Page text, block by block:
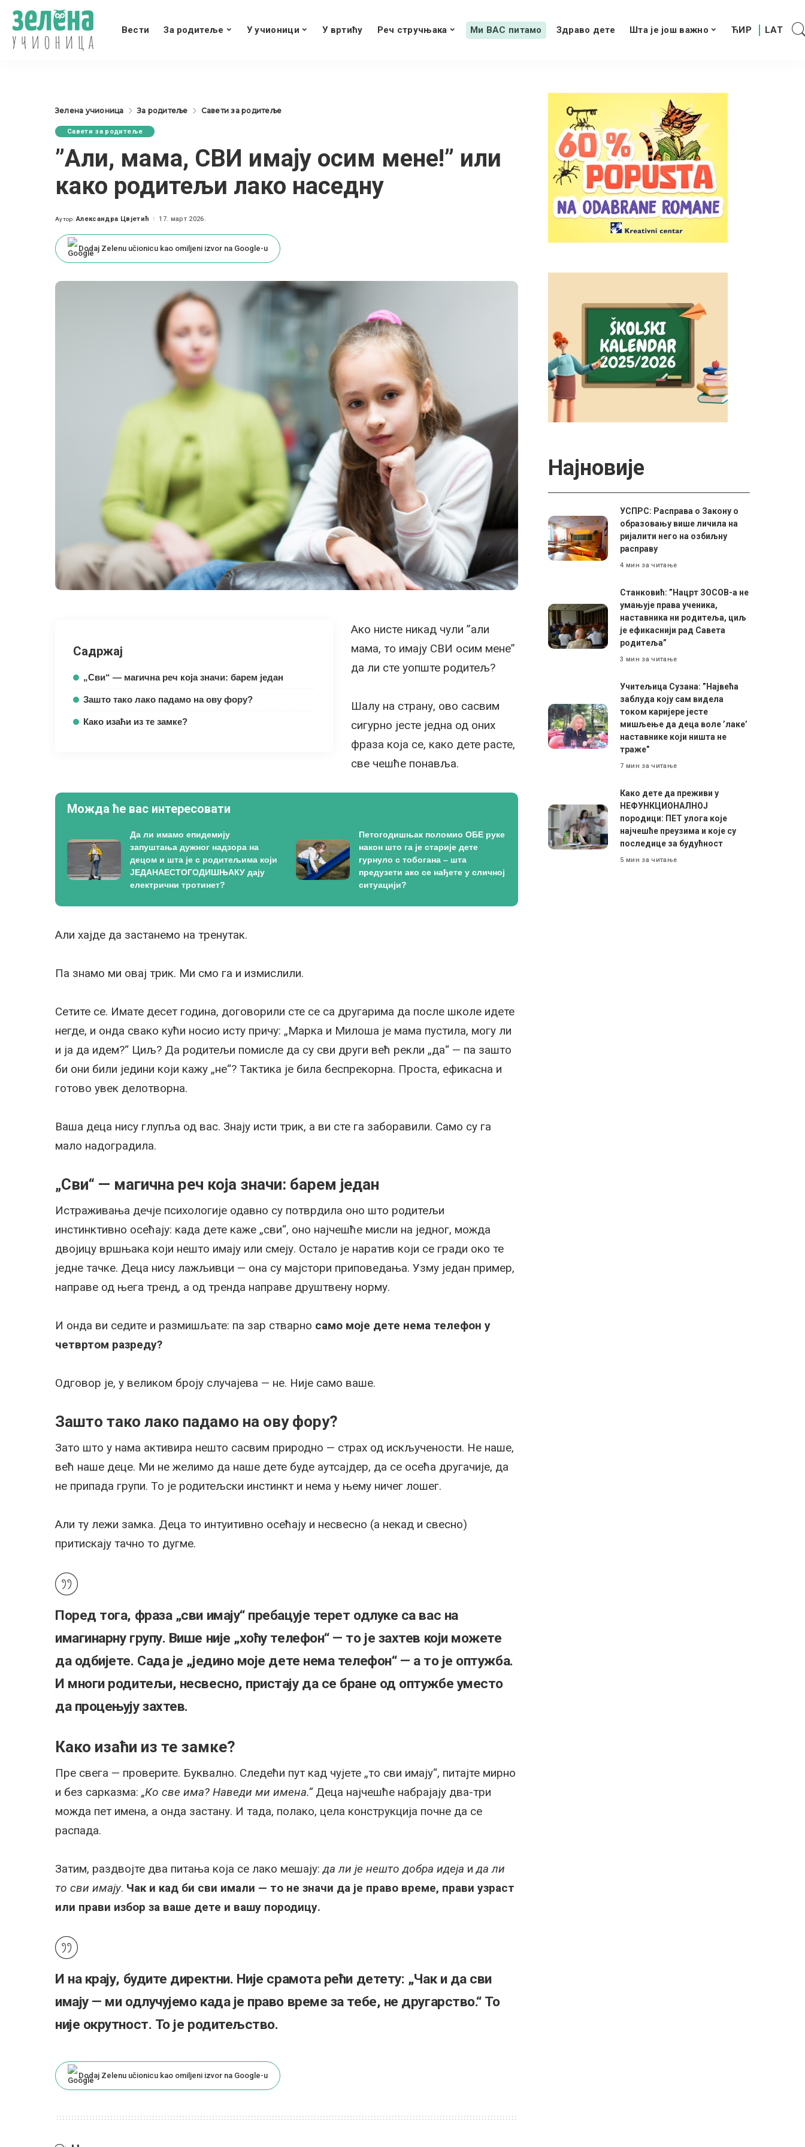
Вести За родитеље У учионици У вртићу Реч стручњака Ми ВАС питамо Здраво дете Шта је још важно
Зелена учионица За родитеље Савети за родитеље
Савети за родитеље
”Али, мама, СВИ имају осим мене!” или
како родитељи лако наседну
Posted
Аутор: Александра Цвјетић 17. март 2026.
Dodaj Zelenu učionicu kao omiljeni izvor na Google-u
Садржај
„Сви“ — магична реч која значи: барем један
Зашто тако лако падамо на ову фору?
Како изаћи из те замке?
Ако нисте никад чули ”али
мама, то имају СВИ осим мене”
да ли сте уопште родитељ?
Шалу на страну, ово сасвим
сигурно јесте једна од оних
фраза која се, како дете расте,
све чешће понавља.
Можда ће вас интересовати
Да ли имамо епидемију
запуштања дужног надзора на
децом и шта је с родитељима који
ЈЕДАНАЕСТОГОДИШЊАКУ дају
електрични тротинет?
Петогодишњак поломио ОБЕ руке
након што га је старије дете
гурнуло с тобогана – шта
предузети ако се нађете у сличној
ситуацији?
Али хајде да застанемо на тренутак.
Па знамо ми овај трик. Ми смо га и измислили.
Сетите се. Имате десет година, договорили сте се са другарима да после школе идете
негде, и онда свако кући носио исту причу: „Марка и Милоша је мама пустила, могу ли
и ја да идем?“ Циљ? Да родитељи помисле да су сви други већ рекли „да“ — па зашто
би они били једини који кажу „не“? Тактика је била беспрекорна. Проста, ефикасна и
готово увек делотворна.
Ваша деца нису глупља од вас. Знају исти трик, а ви сте га заборавили. Само су га
мало надоградила.
„Сви“ — магична реч која значи: барем један
Истраживања дечје психологије одавно су потврдила оно што родитељи
инстинктивно осећају: када дете каже „сви“, оно најчешће мисли на једног, можда
двојицу вршњака који нешто имају или смеју. Остало је наратив који се гради око те
једне тачке. Деца нису лажљивци — она су мајстори приповедања. Узму један пример,
направе од њега тренд, а од тренда направе друштвену норму.
И онда ви седите и размишљате: па зар стварно само моје дете нема телефон у
четвртом разреду?
Одговор је, у великом броју случајева — не. Није само ваше.
Зашто тако лако падамо на ову фору?
Зато што у нама активира нешто сасвим природно — страх од искључености. Не наше,
већ наше деце. Ми не желимо да наше дете буде аутсајдер, да се осећа другачије, да
не припада групи. То је родитељски инстинкт и нема у њему ничег лошег.
Али ту лежи замка. Деца то интуитивно осећају и несвесно (а некад и свесно)
притискају тачно то дугме.
Поред тога, фраза „сви имају“ пребацује терет одлуке са вас на
имагинарну групу. Више није „хоћу телефон“ — то је захтев који можете
да одбијете. Сада је „једино моје дете нема телефон“ — а то је оптужба.
И многи родитељи, несвесно, пристају да се бране од оптужбе уместо
да процењују захтев.
Како изаћи из те замке?
Пре свега — проверите. Буквално. Следећи пут кад чујете „то сви имају“, питајте мирно
и без сарказма: „Ко све има? Наведи ми имена.“Деца најчешће набрајају два-три
можда пет имена, а онда застану. И тада, полако, цела конструкција почне да се
распада.
Затим, раздвојте два питања која се лако мешају:да ли је нешто добра идеја ида ли
то сви имају. Чак и кад би сви имали — то не значи да је право време, прави узраст
или прави избор за ваше дете и вашу породицу.
И на крају, будите директни. Није срамота рећи детету: „Чак и да сви
имају — ми одлучујемо када је право време за тебе, не другарство.“ То
није окрутност. То је родитељство.
Dodaj Zelenu učionicu kao omiljeni izvor na Google-u
Најновије
УСПРС: Расправа о Закону о
образовању више личила на
ријалити него на озбиљну
расправу
4 мин за читање
Станковић: ”Нацрт ЗОСОВ-а не
умањује права ученика,
наставника ни родитеља, циљ
је ефикаснији рад Савета
родитеља”
3 мин за читање
Учитељица Сузана: ”Највећа
заблуда коју сам видела
током каријере јесте
мишљење да деца воле ’лаке’
наставнике који ништа не
траже”
7 мин за читање
Како дете да преживи у
НЕФУНКЦИОНАЛНОЈ
породици: ПЕТ улога које
најчешће преузима и које су
последице за будућност
5 мин за читање